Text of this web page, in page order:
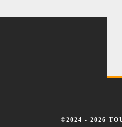
©2024 - 2026